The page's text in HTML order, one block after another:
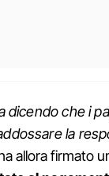
dicendo che i
la
allora firmato